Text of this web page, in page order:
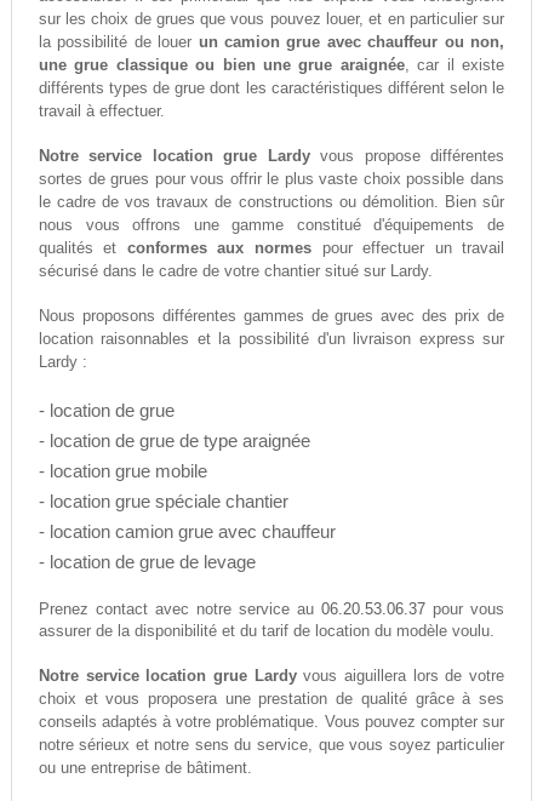
sur les choix de grues que vous pouvez louer, et en particulier sur
la possibilité de louer un camion grue avec chauffeur ou non,
une grue classique ou bien une grue araignée, car il existe
différents types de grue dont les caractéristiques différent selon le
travail à effectuer.
Notre service location grue Lardyvous propose différentes
sortes de grues pour vous offrir le plus vaste choix possible dans
le cadre de vos travaux de constructions ou démolition. Bien sûr
nous vous offrons une gamme constitué d'équipements de
qualités et conformes aux normes pour effectuer un travail
sécurisé dans le cadre de votre chantier situé sur Lardy.
Nous proposons différentes gammes de grues avec des prix de
location raisonnables et la possibilité d'un livraison express sur
Lardy :
- location de grue
- location de grue de type araignée
- location grue mobile
- location grue spéciale chantier
- location camion grue avec chauffeur
- location de grue de levage
Prenez contact avec notre service au06.20.53.06.37 pour vous
assurer de la disponibilité et du tarif de location du modèle voulu.
Notre service location grue Lardyvous aiguillera lors de votre
choix et vous proposera une prestation de qualité grâce à ses
conseils adaptés à votre problématique. Vous pouvez compter sur
notre sérieux et notre sens du service, que vous soyez particulier
ou une entreprise de bâtiment.